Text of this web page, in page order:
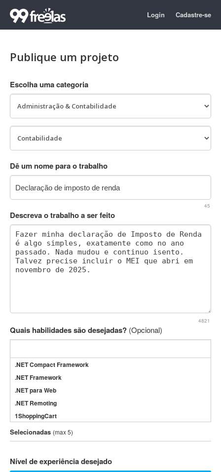
Login Cadastre-se
Publique um projeto
Escolha uma categoria
Dê um nome para o trabalho
45
Descreva o trabalho a ser feito
4821
Quais habilidades são desejadas? (Opcional)
.NET Compact Framework
.NET Framework
.NET para Web
.NET Remoting
1ShoppingCart
3DS Max
3GSM
802.11
Selecionadas (max 5)
Nível de experiência desejado